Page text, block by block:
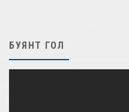
БУЯНТ ГОЛ